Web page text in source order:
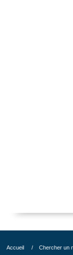
Accueil
/ Chercher un